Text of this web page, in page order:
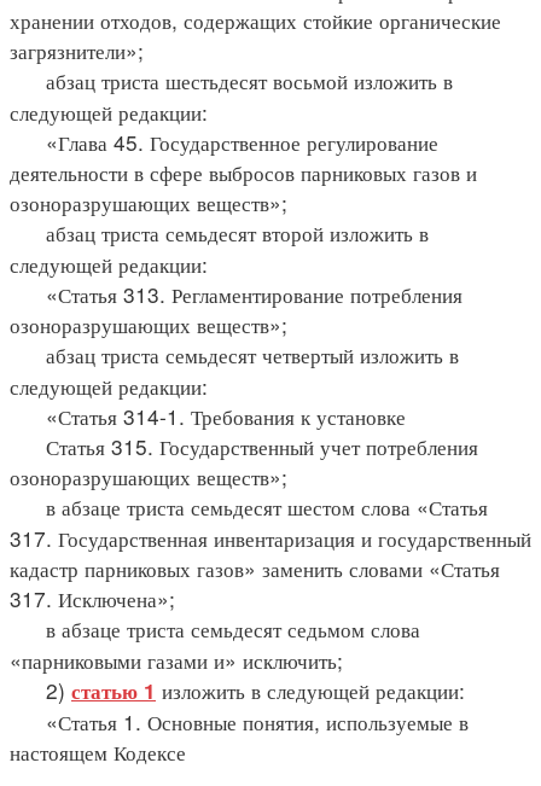
хранении отходов, содержащих стойкие органические
загрязнители»;
абзац триста шестьдесят восьмой изложить в
следующей редакции:
«Глава 45. Государственное регулирование
деятельности в сфере выбросов парниковых газов и
озоноразрушающих веществ»;
абзац триста семьдесят второй изложить в
следующей редакции:
«Статья 313. Регламентирование потребления
озоноразрушающих веществ»;
абзац триста семьдесят четвертый изложить в
следующей редакции:
«Статья 314-1. Требования к установке
Статья 315. Государственный учет потребления
озоноразрушающих веществ»;
в абзаце триста семьдесят шестом слова «Статья
317. Государственная инвентаризация и государственный
кадастр парниковых газов» заменить словами «Статья
317. Исключена»;
в абзаце триста семьдесят седьмом слова
«парниковыми газами и» исключить;
2) статью 1 изложить в следующей редакции:
«Статья 1. Основные понятия, используемые в
настоящем Кодексе